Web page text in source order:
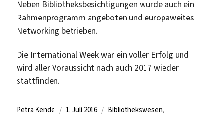
Neben Bibliotheksbesichtigungen wurde auch ein
Rahmenprogramm angeboten und europaweites
Networking betrieben.
Die International Week war ein voller Erfolg und
wird aller Voraussicht nach auch 2017 wieder
stattfinden.
Autor
Petra Kende
Veröffentlicht
1. Juli 2016 Kategorien
Bibliothekswesen,